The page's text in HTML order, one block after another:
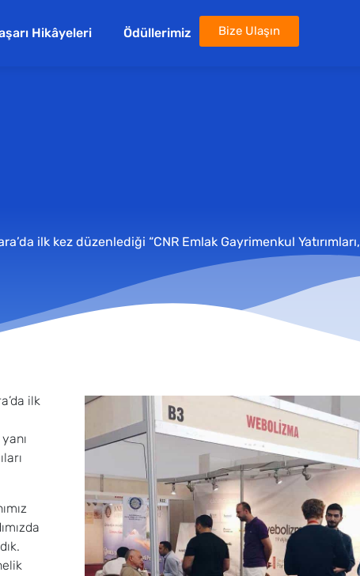
Hikâyeleri Ödüllerimiz Bize Ulaşın
ilk kez düzenlediği “CNR Emlak Gayrimenkul Yatırımları,
ilk